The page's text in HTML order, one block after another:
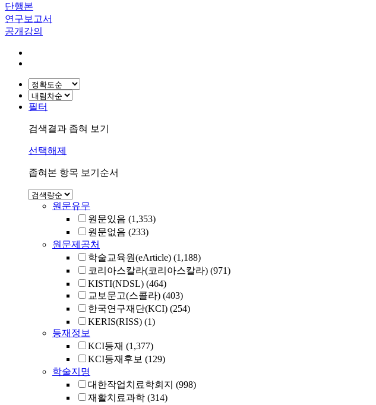
단행본
연구보고서
공개강의
필터
검색결과 좁혀 보기
선택해제
좁혀본 항목 보기순서
원문유무
원문있음 (1,353)
원문없음 (233)
원문제공처
학술교육원(eArticle) (1,188)
코리아스칼라(코리아스칼라) (971)
KISTI(NDSL) (464)
교보문고(스콜라) (403)
한국연구재단(KCI) (254)
KERIS(RISS) (1)
등재정보
KCI등재 (1,377)
KCI등재후보 (129)
학술지명
대한작업치료학회지 (998)
재활치료과학 (314)